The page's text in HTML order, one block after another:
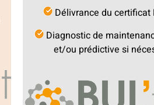
Délivrance du certificat
Diagnostic de
et/ou prédictive si